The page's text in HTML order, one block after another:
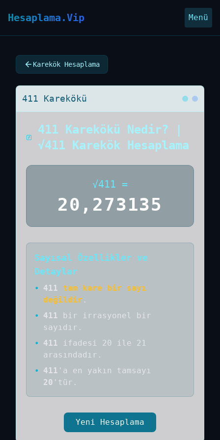
Hesaplama.Vip Menü
Karekök Hesaplama
411 Karekökü
411 Karekökü Nedir? |
√411 Karekök Hesaplama
√411 =
20,273135
Sayısal Özellikler ve
Detaylar
• 411
tam kare bir sayı
değildir .
•
411 bir
irrasyonel bir
sayıdır .
•
411
ifadesi 20 ile 21
arasındadır.
•
411 'a en yakın tamsayı
20 'tür.
Yeni Hesaplama